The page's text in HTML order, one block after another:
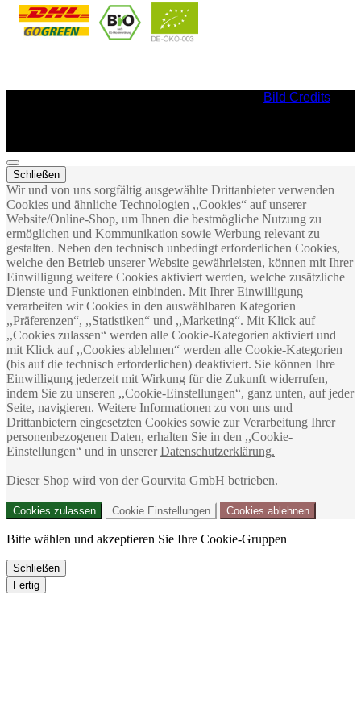
Bild Credits
Schließen
Wir und von uns sorgfältig ausgewählte Drittanbieter verwenden
Cookies und ähnliche Technologien ,,Cookies“ auf unserer
Website/Online-Shop, um Ihnen die bestmögliche Nutzung zu
ermöglichen und Kommunikation sowie Werbung relevant zu
gestalten. Neben den technisch unbedingt erforderlichen Cookies,
welche den Betrieb unserer Website gewährleisten, können mit Ihrer
Einwilligung weitere Cookies aktiviert werden, welche zusätzliche
Dienste und Funktionen einbinden. Mit Ihrer Einwilligung
verarbeiten wir Cookies in den auswählbaren Kategorien
,,Präferenzen“, ,,Statistiken“ und ,,Marketing“. Mit Klick auf
,,Cookies zulassen“ werden alle Cookie-Kategorien aktiviert und
mit Klick auf ,,Cookies ablehnen“ werden alle Cookie-Kategorien
(bis auf die technisch erforderlichen) deaktiviert. Sie können Ihre
Einwilligung jederzeit mit Wirkung für die Zukunft widerrufen,
indem Sie zu unseren ,,Cookie-Einstellungen“, ganz unten, auf jeder
Seite, navigieren. Weitere Informationen zu von uns und
Drittanbietern eingesetzten Cookies sowie zur Verarbeitung Ihrer
personenbezogenen Daten, erhalten Sie in den ,,Cookie-
Einstellungen“ und in unsererDatenschutzerklärung.
Dieser Shop wird von der Gourvita GmbH betrieben.
Cookies zulassen Cookie Einstellungen Cookies ablehnen
Bitte wählen und akzeptieren Sie Ihre Cookie-Gruppen
Schließen
Fertig